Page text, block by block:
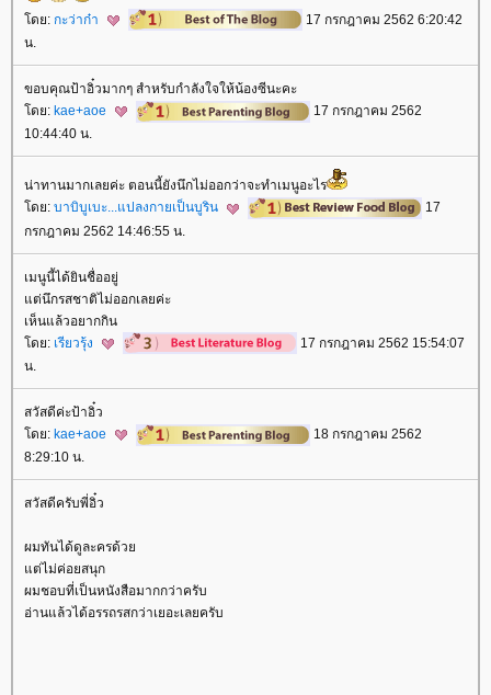
ดย: กะว่าก๋า
17 กรกฎาคม 2562 6:20:42
น.
ขอบคุณป้าอิ๋วมากๆ สำหรับกำลังใจให้น้องซีนะคะ
ดย: kae+aoe
17 กรกฎาคม 2562
10:44:40 น.
น่าทานมากเลยค่ะ ตอนนี้ยังนึกไม่ออกว่าจะทำเมนูอะไร
ดย: บาบิบูเบะ...แปลงกายเป็นบูริน
17
กรกฎาคม 2562 14:46:55 น.
เมนูนี้ได้ยินชื่ออยู่
ต่นึกรสชาติไม่ออกเลยค่ะ
เห็นแล้วอยากกิน
ดย: เรียวรุ้ง
17 กรกฎาคม 2562 15:54:07
น.
สวัสดีค่ะป้าอิ๋ว
ดย: kae+aoe
18 กรกฎาคม 2562
8:29:10 น.
สวัสดีครับพี่อิ๋ว
ผมทันได้ดูละครด้ว
ต่ไม่ค่อยสนุก
ผมชอบที่เป็นหนังสือมากกว่าครับ
อ่านแล้วได้อรรถรสกว่าเยอะเลยครับ